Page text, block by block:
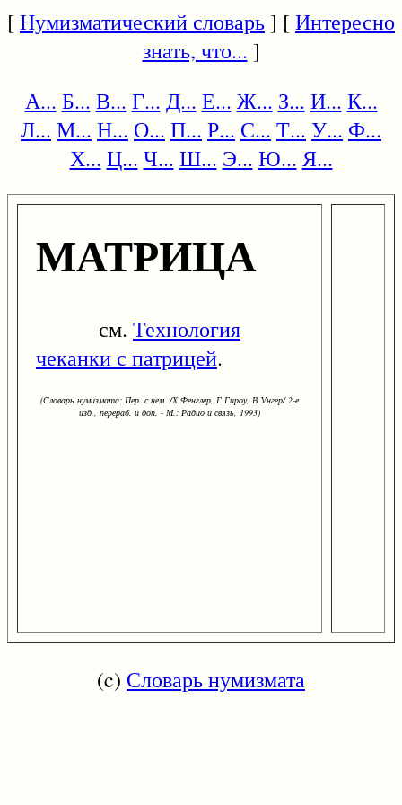
[Нумизматический словарь] [Интересно
знать, что... ]
А... Б... В... Г... Д... Е... Ж... З... И... К...
Л... М... Н... О... П... Р... С... Т... У... Ф...
Х... Ц... Ч... Ш... Э... Ю... Я...
МАТРИЦА
см. Технология
чеканки с патрицей.
(Словарь нумизмата: Пер. с нем. /Х.Фенглер, Г.Гироу, В.Унгер/ 2-е
изд., перераб. и доп. - М.: Радио и связь, 1993)
(c) Словарь нумизмата